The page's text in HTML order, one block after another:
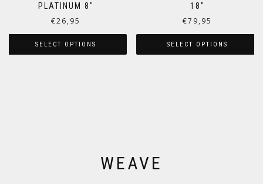
PLATINUM 8″
€26,95
SELECT OPTIONS
18″
€79,95
SELECT OPTIONS
WEAVE